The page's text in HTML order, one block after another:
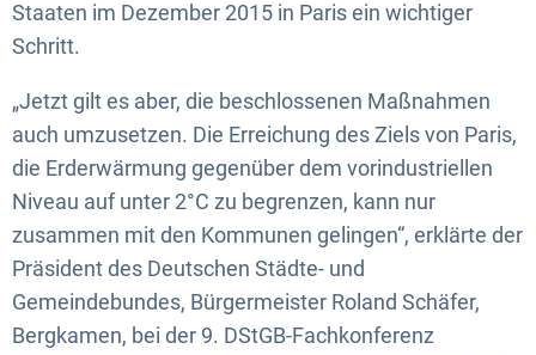
Staaten im Dezember 2015 in Paris ein wichtiger
Schritt.
„Jetzt gilt es aber, die beschlossenen Maßnahmen
auch umzusetzen. Die Erreichung des Ziels von Paris,
die Erderwärmung gegenüber dem vorindustriellen
Niveau auf unter 2°C zu begrenzen, kann nur
zusammen mit den Kommunen gelingen“, erklärte der
Präsident des Deutschen Städte- und
Gemeindebundes, Bürgermeister Roland Schäfer,
Bergkamen, bei der 9. DStGB-Fachkonferenz